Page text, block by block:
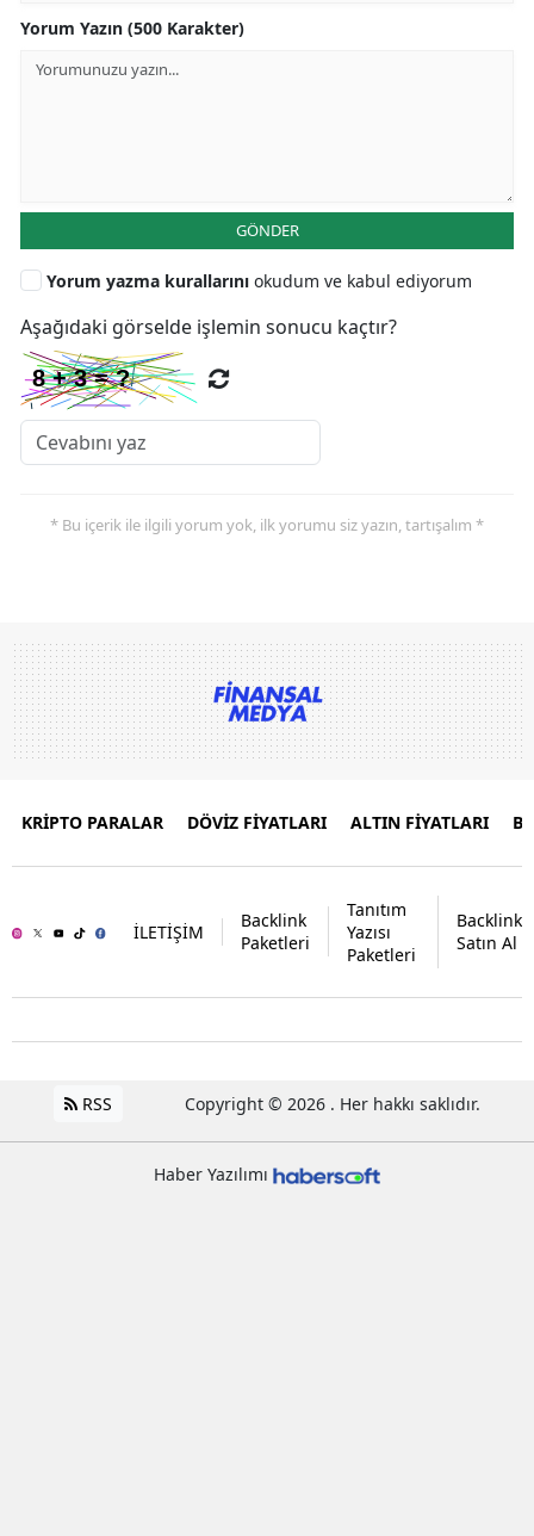
Yorum Yazın (500 Karakter)
GÖNDER
Yorum yazma kurallarını okudum ve kabul ediyorum
Aşağıdaki görselde işlemin sonucu kaçtır?
* Bu içerik ile ilgili yorum yok, ilk yorumu siz yazın, tartışalım *
KRİPTO PARALAR DÖVİZ FİYATLARI ALTIN FİYATLARI
İLETİŞİM
Backlink
Paketleri
Tanıtım
Yazısı
Paketleri
Backlink
Satın Al
RSS Copyright © 2026 . Her hakkı saklıdır.
Haber Yazılımı